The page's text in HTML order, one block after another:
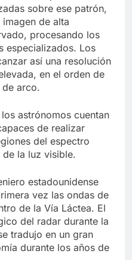
sobre ese patrón,
de alta
procesando los
especializados. Los
así una resolución
en el orden de
de arco.
astrónomos cuentan
de realizar
del espectro
la luz visible.
estadounidense
vez las ondas de
de la Vía Láctea. El
del radar durante la
tradujo en un gran
durante los años de